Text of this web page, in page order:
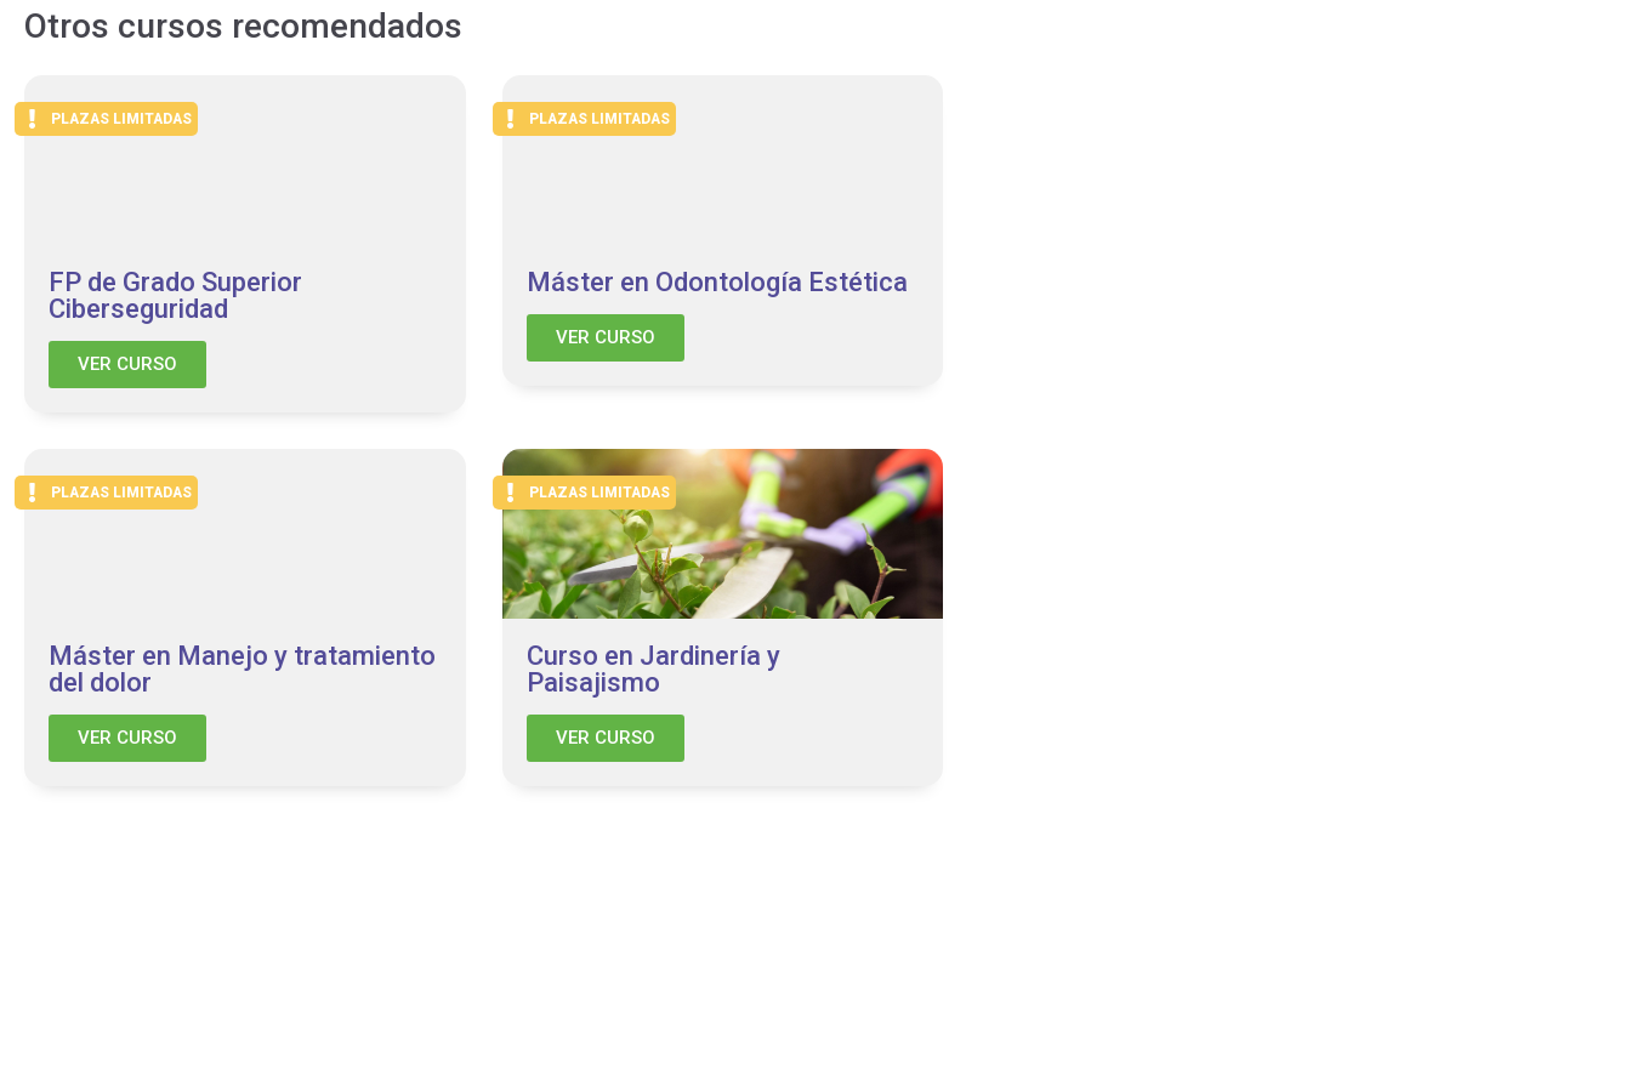
Otros cursos recomendados
PLAZAS LIMITADAS
FP de Grado Superior
Ciberseguridad
VER CURSO
PLAZAS LIMITADAS
Máster en Odontología Estética
VER CURSO
PLAZAS LIMITADAS
Máster en Manejo y tratamiento
del dolor
VER CURSO
PLAZAS LIMITADAS
Curso en Jardinería y
Paisajismo
VER CURSO